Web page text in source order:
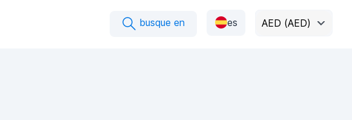
busque en es AED (AED)